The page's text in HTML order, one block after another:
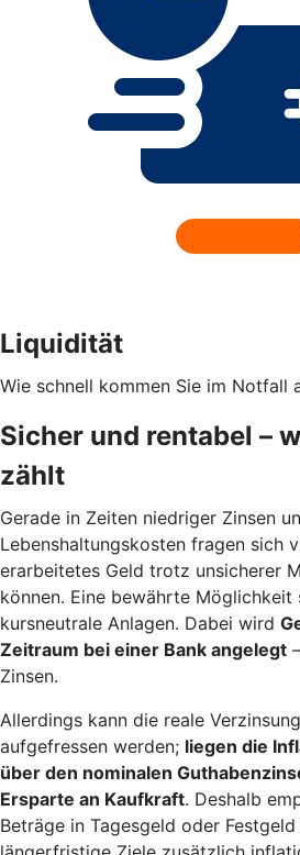
Liquidität
Wie schnell kommen Sie im Notfall
Sicher und rentabel –
zählt
Gerade in Zeiten niedriger Zinsen
Lebenshaltungskosten fragen sich
erarbeitetes Geld trotz unsicherer
können. Eine bewährte Möglichkeit
kursneutrale Anlagen. Dabei wird
Zeitraum bei einer Bank angelegt
Zinsen.
Allerdings kann die reale
aufgefressen werden; liegen die
über den nominalen
Ersparte an Kaufkraft. Deshalb
Beträge in Tagesgeld oder